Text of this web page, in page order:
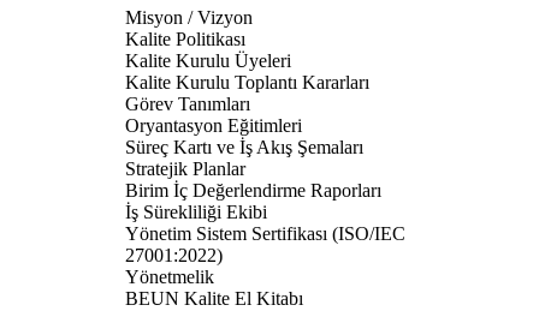
Misyon / Vizyon
Kalite Politikası
Kalite Kurulu Üyeleri
Kalite Kurulu Toplantı Kararları
Görev Tanımları
Oryantasyon Eğitimleri
Süreç Kartı ve İş Akış Şemaları
Stratejik Planlar
Birim İç Değerlendirme Raporları
İş Sürekliliği Ekibi
Yönetim Sistem Sertifikası (ISO/IEC
27001:2022)
Yönetmelik
BEUN Kalite El Kitabı